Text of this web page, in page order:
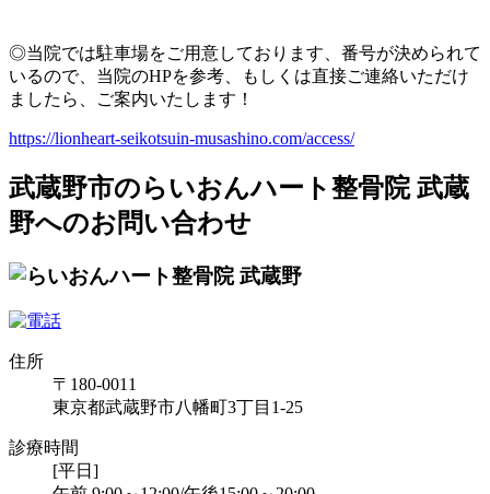
◎当院では駐車場をご用意しております、 番号が決められて
いるので、当院のHPを参考、もしくは直接ご連絡いただけ
ましたら、ご案内いたします！
https://lionheart-seikotsuin-musashino.com/access/
武蔵野市のらいおんハート整骨院 武蔵
野へのお問い合わせ
住所
〒180-0011
東京都武蔵野市八幡町3丁目1-25
診療時間
[平日]